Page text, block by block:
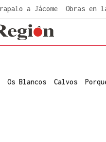
a Jácome Obras en
Os Blancos Calvos